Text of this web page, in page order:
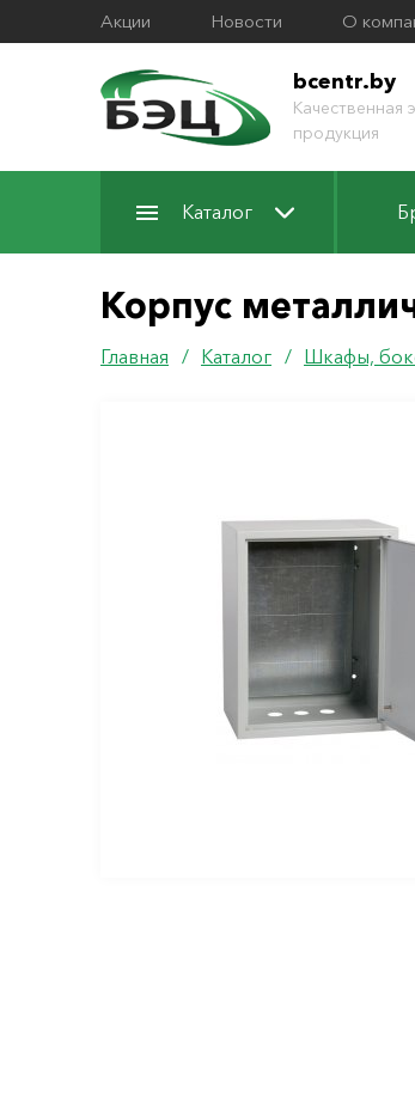
Акции Новости О
bcentr.by
Качественная
продукция
Каталог
Корпус
Главная / Каталог / Шкафы,